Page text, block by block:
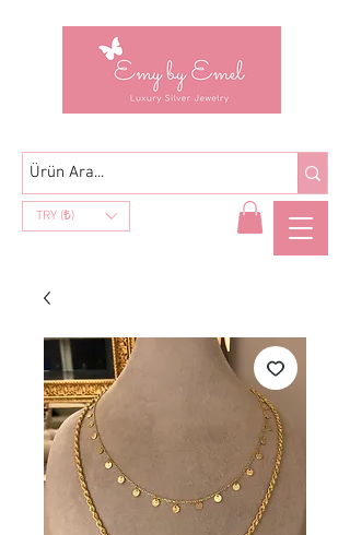
TRY (₺)